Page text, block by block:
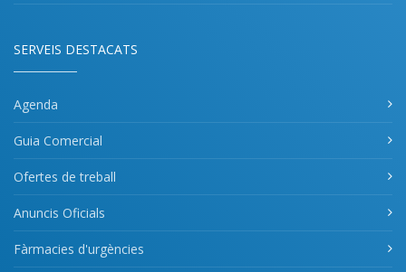
SERVEIS DESTACATS
Agenda
Guia Comercial
Ofertes de treball
Anuncis Oficials
Fàrmacies d'urgències